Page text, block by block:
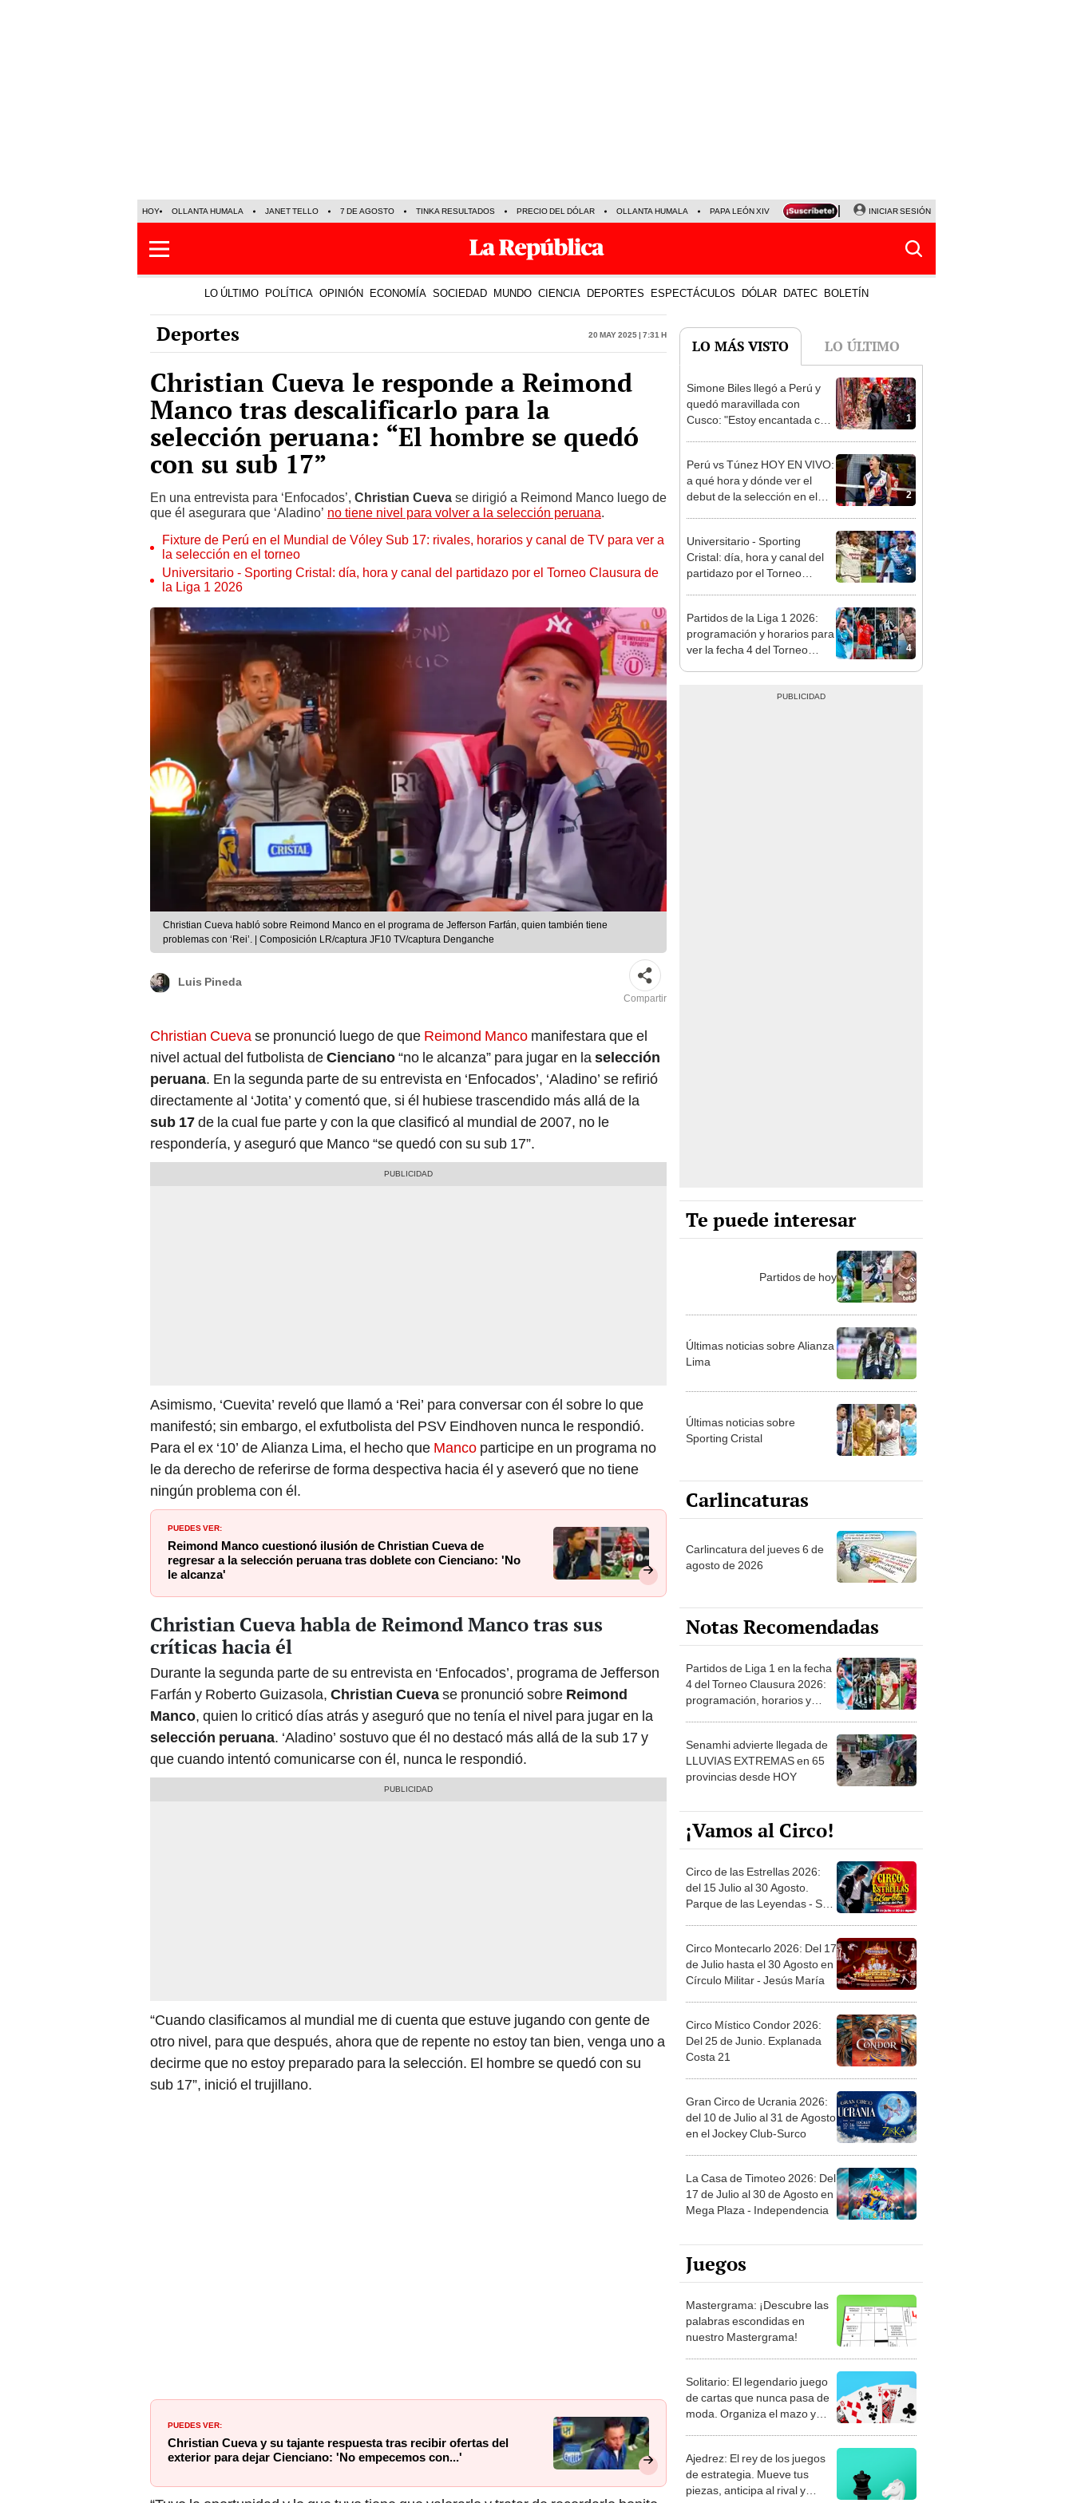
HOY OLLANTA HUMALA JANET TELLO 7 DE AGOSTO TINKA RESULTADOS PRECIO DEL DÓLAR OLLANTA HUMALA PAPA LEÓN XIV NALDY SALDAÑA LA BELLA LUZ
INICIAR SESIÓN
LO ÚLTIMO POLÍTICA OPINIÓN ECONOMÍA SOCIEDAD MUNDO CIENCIA DEPORTES ESPECTÁCULOS DÓLAR DATEC BOLETÍN
Deportes 20 May 2025 | 7:31 h
Christian Cueva le responde a Reimond
Manco tras descalificarlo para la
selección peruana: “El hombre se quedó
con su sub 17”
En una entrevista para ‘Enfocados’, Christian Cueva se dirigió a Reimond Manco luego de
que él asegurara que ‘Aladino’ no tiene nivel para volver a la selección peruana.
Fixture de Perú en el Mundial de Vóley Sub 17: rivales, horarios y canal de TV para ver a
la selección en el torneo
Universitario - Sporting Cristal: día, hora y canal del partidazo por el Torneo Clausura de
la Liga 1 2026
Christian Cueva habló sobre Reimond Manco en el programa de Jefferson Farfán, quien también tiene
problemas con ‘Rei’. | Composición LR/captura JF10 TV/captura Denganche
Luis Pineda
Compartir
Christian Cuevase pronunció luego de que Reimond Manco manifestara que el
nivel actual del futbolista deCienciano“no le alcanza” para jugar en laselección
peruana. En la segunda parte de su entrevista en ‘Enfocados’, ‘Aladino’ se refirió
directamente al ‘Jotita’ y comentó que, si él hubiese trascendido más allá de la
sub 17de la cual fue parte y con la que clasificó al mundial de 2007, no le
respondería, y aseguró que Manco “se quedó con su sub 17”.
Asimismo, ‘Cuevita’ reveló que llamó a ‘Rei’ para conversar con él sobre lo que
manifestó; sin embargo, el exfutbolista del PSV Eindhoven nunca le respondió.
Para el ex ‘10’ de Alianza Lima, el hecho que Manco participe en un programa no
le da derecho de referirse de forma despectiva hacia él y aseveró que no tiene
ningún problema con él.
PUEDES VER:
Reimond Manco cuestionó ilusión de Christian Cueva de
regresar a la selección peruana tras doblete con Cienciano: 'No
le alcanza'
Christian Cueva habla de Reimond Manco tras sus
críticas hacia él
Durante la segunda parte de su entrevista en ‘Enfocados’, programa de Jefferson
Farfán y Roberto Guizasola, Christian Cuevase pronunció sobre Reimond
Manco, quien lo criticó días atrás y aseguró que no tenía el nivel para jugar en la
selección peruana. ‘Aladino’ sostuvo que él no destacó más allá de la sub 17 y
que cuando intentó comunicarse con él, nunca le respondió.
“Cuando clasificamos al mundial me di cuenta que estuve jugando con gente de
otro nivel, para que después, ahora que de repente no estoy tan bien, venga uno a
decirme que no estoy preparado para la selección. El hombre se quedó con su
sub 17”, inició el trujillano.
PUEDES VER:
Christian Cueva y su tajante respuesta tras recibir ofertas del
exterior para dejar Cienciano: 'No empecemos con...'
LO MÁS VISTO LO ÚLTIMO
1
Simone Biles llegó a Perú y
quedó maravillada con
Cusco: "Estoy encantada con
2
Perú vs Túnez HOY EN VIVO:
a qué hora y dónde ver el
debut de la selección en el
3
Universitario - Sporting
Cristal: día, hora y canal del
partidazo por el Torneo
4
Partidos de la Liga 1 2026:
programación y horarios para
ver la fecha 4 del Torneo
Te puede interesar
Partidos de hoy
Últimas noticias sobre Alianza
Lima
Últimas noticias sobre
Sporting Cristal
Carlincaturas
Carlincatura del jueves 6 de
agosto de 2026
Notas Recomendadas
Partidos de Liga 1 en la fecha
4 del Torneo Clausura 2026:
programación, horarios y
Senamhi advierte llegada de
LLUVIAS EXTREMAS en 65
provincias desde HOY
¡Vamos al Circo!
Circo de las Estrellas 2026:
del 15 Julio al 30 Agosto.
Parque de las Leyendas - San
Circo Montecarlo 2026: Del 17
de Julio hasta el 30 Agosto en
Círculo Militar - Jesús María
Circo Místico Condor 2026:
Del 25 de Junio. Explanada
Costa 21
Gran Circo de Ucrania 2026:
del 10 de Julio al 31 de Agosto
en el Jockey Club-Surco
La Casa de Timoteo 2026: Del
17 de Julio al 30 de Agosto en
Mega Plaza - Independencia
Juegos
Mastergrama: ¡Descubre las
palabras escondidas en
nuestro Mastergrama!
Solitario: El legendario juego
de cartas que nunca pasa de
moda. Organiza el mazo y
Ajedrez: El rey de los juegos
de estrategia. Mueve tus
piezas, anticipa al rival y